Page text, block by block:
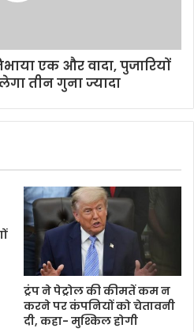
एक और वादा, पुजारियों
तीन गुना ज्यादा
ट्रंप ने पेट्रोल की कीमतें कम न
करने पर कंपनियों को चेतावनी
दी, कहा- मुश्किल होगी